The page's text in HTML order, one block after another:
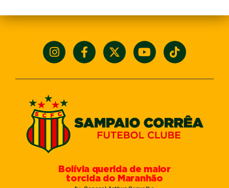
Bolívia querida de maior
torcida do Maranhão